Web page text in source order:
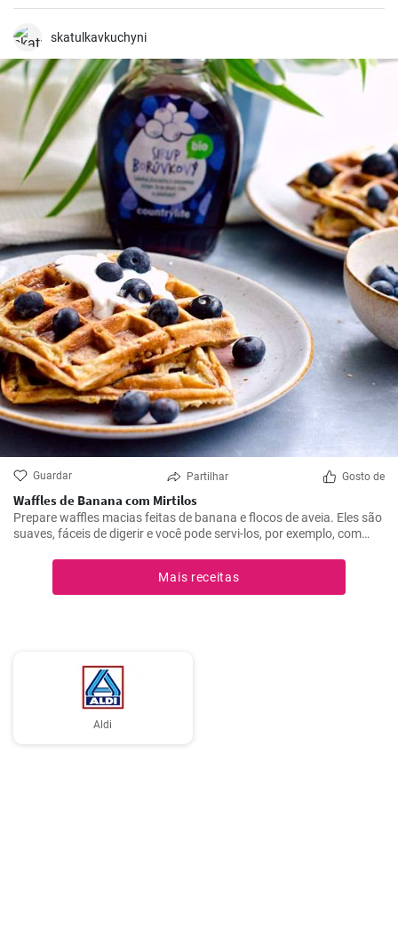
skatulkavkuchyni
Guardar Partilhar Gosto de
Waffles de Banana com Mirtilos
Prepare waffles macias feitas de banana e flocos de aveia. Eles são
suaves, fáceis de digerir e você pode servi-los, por exemplo, com
Mais receitas
Aldi